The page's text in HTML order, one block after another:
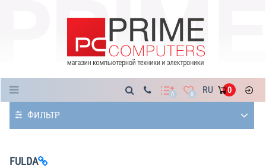
0 0 RU 0
ФИЛЬТР
FULDA